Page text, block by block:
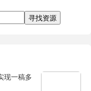
寻找资源
现一稿多